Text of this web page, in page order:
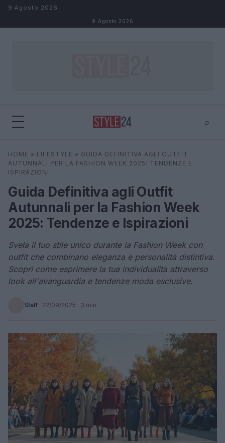
Salta al contenuto
9 Agosto 2026
9 Agosto 2026
⌕
Cerca
HOME » LIFESTYLE » GUIDA DEFINITIVA AGLI OUTFIT
AUTUNNALI PER LA FASHION WEEK 2025: TENDENZE E
ISPIRAZIONI
Guida Definitiva agli Outfit
Autunnali per la Fashion Week
2025: Tendenze e Ispirazioni
Svela il tuo stile unico durante la Fashion Week con
outfit che combinano eleganza e personalità distintiva.
Scopri come esprimere la tua individualità attraverso
look all'avanguardia e tendenze moda esclusive.
Staff · 22/09/2025 · 3 min